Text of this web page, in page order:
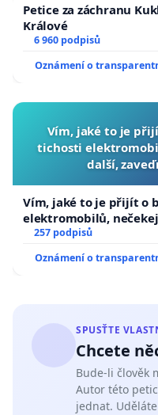
Petice za záchranu
Králové
6 960 podpisů
Oznámení o
Vím, jaké to je
tichosti
další,
Vím, jaké to je přijít o
elektromobilů,
zaveďme slyšitelná
257 podpisů
Oznámení o
SPUSŤTE
Chcete
Bude-li člověk
Autor této
jednat.